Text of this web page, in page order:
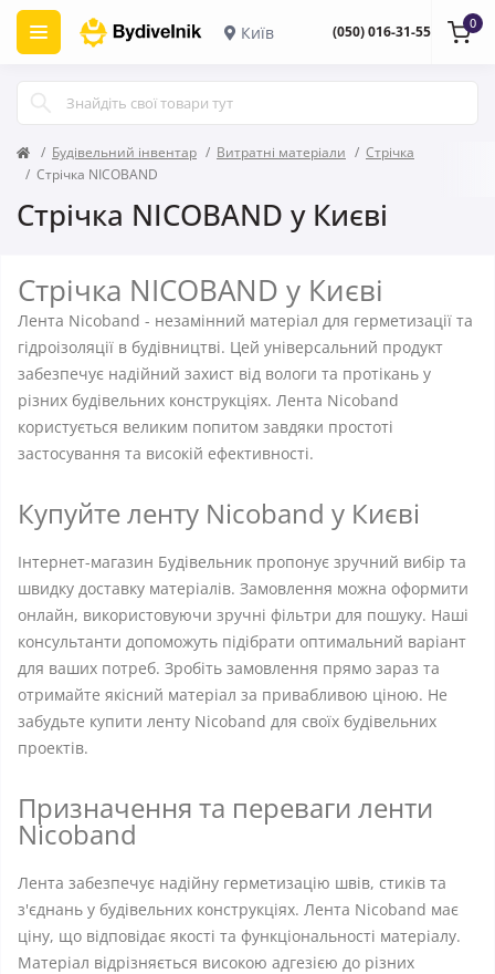
Київ (050) 016-31-55 0
Будівельний інвентар Витратні матеріали
Стрічка
Стрічка NICOBAND
Стрічка NICOBAND у Києві
Стрічка NICOBAND у Києві
Лента Nicoband - незамінний матеріал для герметизації та
гідроізоляції в будівництві. Цей універсальний продукт
забезпечує надійний захист від вологи та протікань у
різних будівельних конструкціях. Лента Nicoband
користується великим попитом завдяки простоті
застосування та високій ефективності.
Купуйте ленту Nicoband у Києві
Інтернет-магазин Будівельник пропонує зручний вибір та
швидку доставку матеріалів. Замовлення можна оформити
онлайн, використовуючи зручні фільтри для пошуку. Наші
консультанти допоможуть підібрати оптимальний варіант
для ваших потреб. Зробіть замовлення прямо зараз та
отримайте якісний матеріал за привабливою ціною. Не
забудьте купити ленту Nicoband для своїх будівельних
проектів.
Призначення та переваги ленти
Nicoband
Лента забезпечує надійну герметизацію швів, стиків та
з'єднань у будівельних конструкціях. Лента Nicoband має
ціну, що відповідає якості та функціональності матеріалу.
Матеріал відрізняється високою адгезією до різних